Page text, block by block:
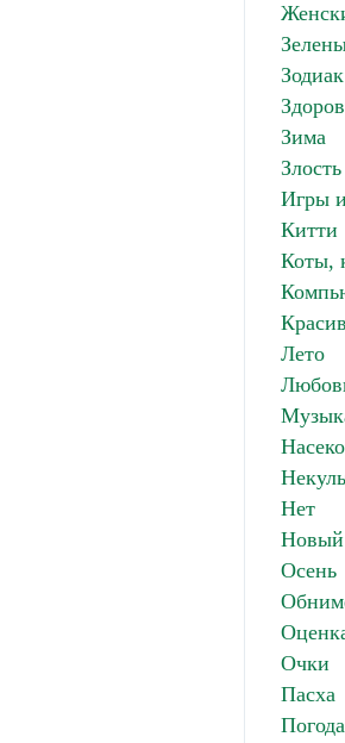
Зодиак
Зима
Злость
Игры
Китти
Коты,
Лето
Нет
Новый
Осень
Очки
Пасха
Погода